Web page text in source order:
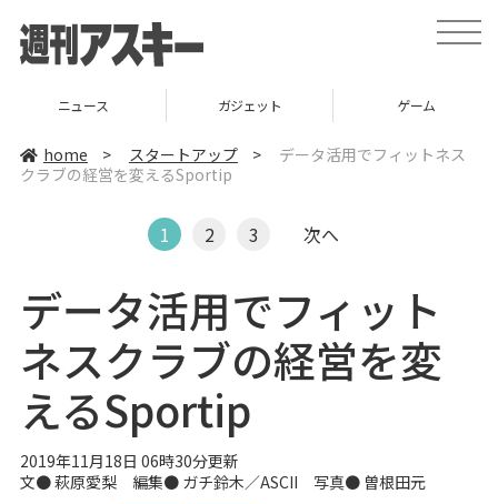
t
o
v
ニュース ガジェット ゲーム
home > スタートアップ >
データ活用でフィットネス
クラブの経営を変えるSportip
1 2 3 次へ
データ活用でフィット
ネスクラブの経営を変
えるSportip
2019年11月18日 06時30分更新
文● 萩原愛梨 編集● ガチ鈴木／ASCII 写真● 曽根田元